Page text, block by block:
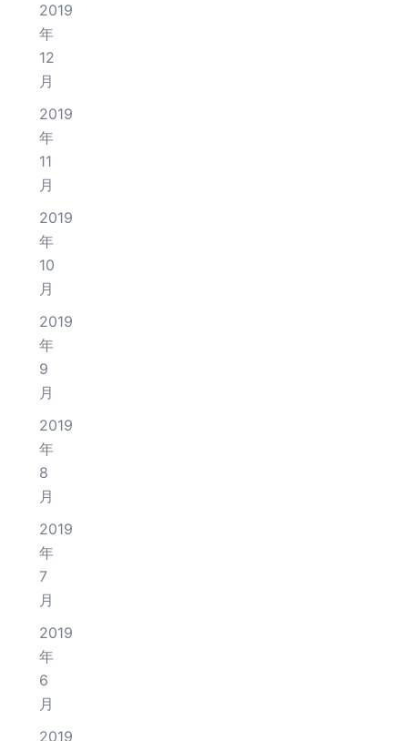
2019
年
12
月
2019
年
11
月
2019
年
10
月
2019
年
9
月
2019
年
8
月
2019
年
7
月
2019
年
6
月
2019